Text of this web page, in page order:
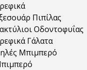
Πιπίλας
Οδοντοφυΐας
Γάλατα
Μπιμπερό